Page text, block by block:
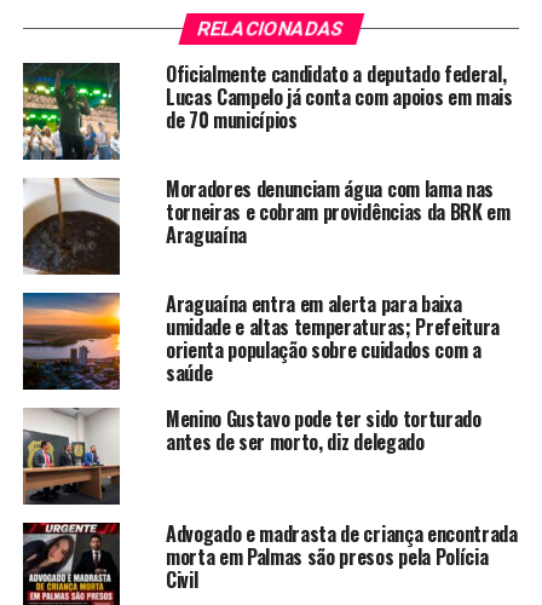
RELACIONADAS
Oficialmente candidato a deputado federal,
Lucas Campelo já conta com apoios em mais
de 70 municípios
Moradores denunciam água com lama nas
torneiras e cobram providências da BRK em
Araguaína
Araguaína entra em alerta para baixa
umidade e altas temperaturas; Prefeitura
orienta população sobre cuidados com a
saúde
Menino Gustavo pode ter sido torturado
antes de ser morto, diz delegado
Advogado e madrasta de criança encontrada
morta em Palmas são presos pela Polícia
Civil